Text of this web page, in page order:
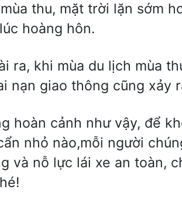
thu, mặt trời lặn sớm
hoàng hôn.
ra, khi mùa du lịch mùa
nạn giao thông cũng xảy
hoàn cảnh như vậy, để
nhỏ nào,mỗi người
và nỗ lực lái xe an toàn,